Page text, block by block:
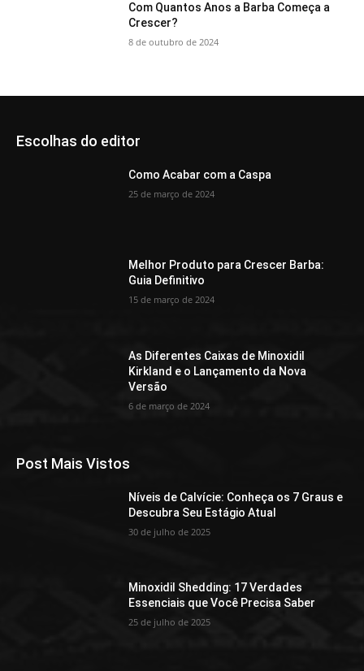
Com Quantos Anos a Barba Começa a
Crescer?
8 de outubro de 2024
Escolhas do editor
Como Acabar com a Caspa
25 de março de 2024
Melhor Produto para Crescer Barba:
Guia Definitivo
15 de março de 2024
As Diferentes Caixas de Minoxidil
Kirkland e o Lançamento da Nova
Versão
6 de março de 2024
Post Mais Vistos
Níveis de Calvície: Conheça os 7 Graus e
Descubra Seu Estágio Atual
30 de julho de 2025
Minoxidil Shedding: 17 Verdades
Essenciais que Você Precisa Saber
25 de julho de 2025